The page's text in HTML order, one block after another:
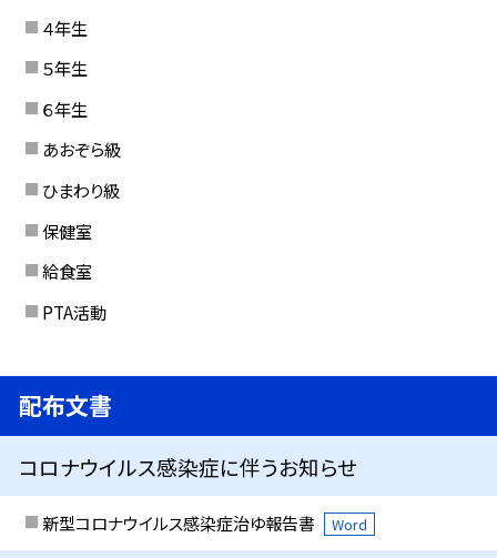
４年生
５年生
６年生
あおぞら級
ひまわり級
保健室
給食室
PTA活動
配布文書
コロナウイルス感染症に伴うお知らせ
新型コロナウイルス感染症治ゆ報告書 Word